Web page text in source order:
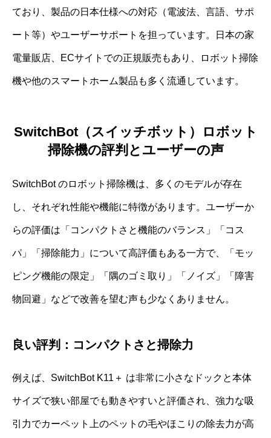
ており、製品の日本仕様への対応（電波法、言語、サポ
ート等）やユーザーサポートを担っています。日本の家
電量販店、ECサイトでの正規販売もあり、ロボット掃除
機や他のスマートホーム製品も多く流通しています。
SwitchBot（スイッチボット）ロボット
掃除機の評判とユーザーの声
SwitchBot のロボット掃除機は、多くのモデルが存在
し、それぞれ性能や機能に特徴があります。ユーザーか
らの評価は「コンパクトさと機能のバランス」「コス
パ」「掃除能力」について高評価もある一方で、「モッ
ピング機能の限定」「隅のゴミ取り」「ノイズ」「障害
物回避」などで改善を望む声も少なくありません。
良い評判：コンパクトさと掃除力
例えば、SwitchBot K11＋ は非常に小さなドックと本体
サイズで狭い部屋でも動きやすいと評価され、強力な吸
引力でカーペット上のペットの毛やほこりの除去力が高